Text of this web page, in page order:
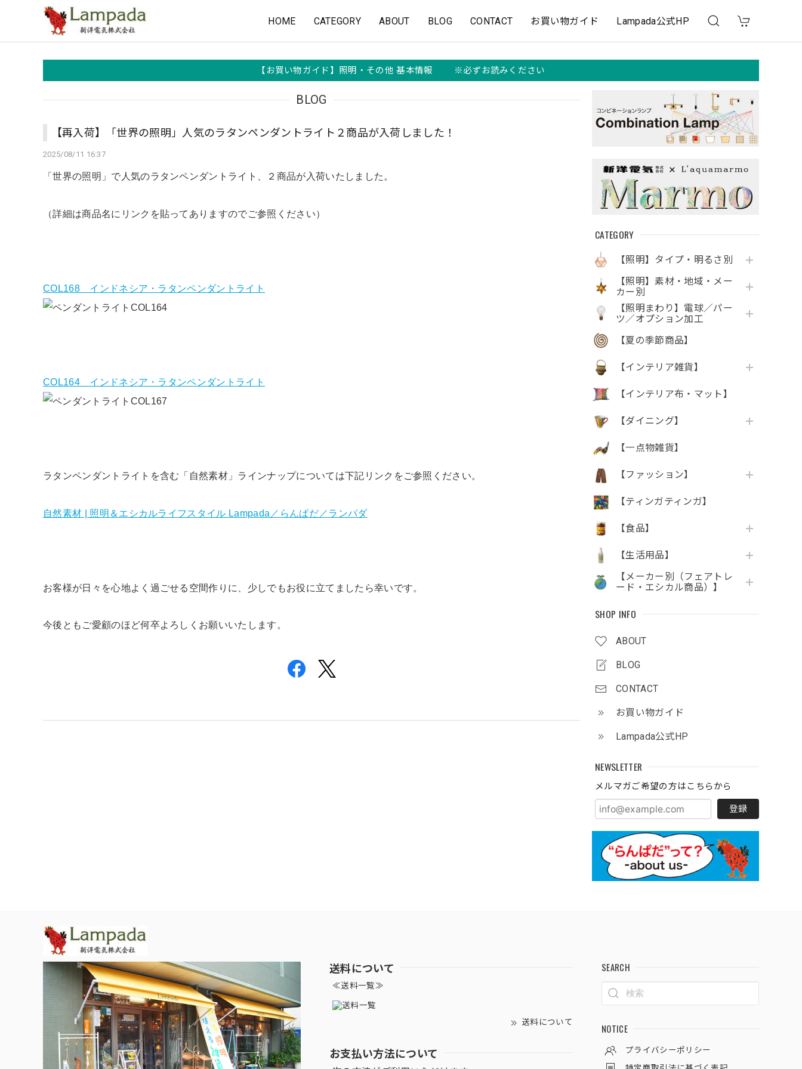
HOME CATEGORY ABOUT BLOG CONTACT お買い物ガイド Lampada公式HP
【お買い物ガイド】照明・その他 基本情報 ※必ずお読みください
CATEGORY
【照明】タイプ・明るさ別
【照明】素材・地域・メー
カー別
【照明まわり】電球／パー
ツ／オプション加工
【夏の季節商品】
【インテリア雑貨】
【インテリア布・マット】
【ダイニング】
【一点物雑貨】
【ファッション】
【ティンガティンガ】
【食品】
【生活用品】
【メーカー別（フェアトレ
ード・エシカル商品）】
SHOP INFO
ABOUT
BLOG
CONTACT
お買い物ガイド
Lampada公式HP
NEWSLETTER
メルマガご希望の方はこちらから
登録
BLOG
【再入荷】「世界の照明」人気のラタンペンダントライト２商品が入荷しました！
2025/08/11 16:37
「世界の照明」で人気のラタンペンダントライト、２商品が入荷いたしました。
（詳細は商品名にリンクを貼ってありますのでご参照ください）
COL168 インドネシア・ラタンペンダントライト
COL164 インドネシア・ラタンペンダントライト
ラタンペンダントライトを含む「自然素材」ラインナップについては下記リンクをご参照ください。
自然素材 | 照明＆エシカルライフスタイル Lampada／らんぱだ／ランパダ
お客様が日々を心地よく過ごせる空間作りに、少しでもお役に立てましたら幸いです。
今後ともご愛顧のほど何卒よろしくお願いいたします。
送料について
≪送料一覧≫
送料について
お支払い方法について
SEARCH
NOTICE
プライバシーポリシー